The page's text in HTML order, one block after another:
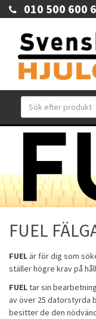
010 500 600 6
FUEL
FUEL är för dig som
ställer högre krav på
FUELtar sin
av över 25 datorstyrda
besitter de den